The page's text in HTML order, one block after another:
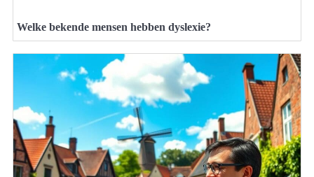
Welke bekende mensen hebben dyslexie?